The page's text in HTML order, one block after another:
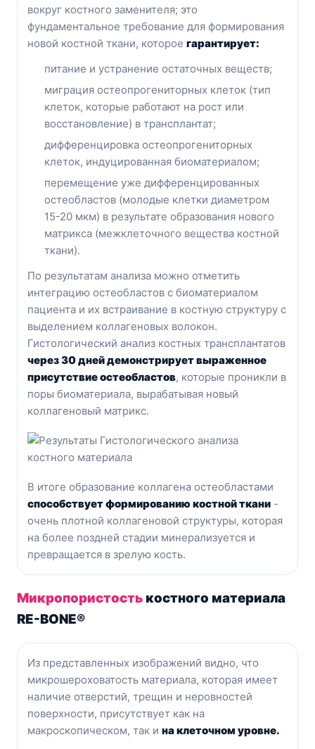
вокруг костного заменителя; это
фундаментальное требование для формирования
новой костной ткани, которое гарантирует:
питание и устранение остаточных веществ;
миграция остеопрогениторных клеток (тип
клеток, которые работают на рост или
восстановление) в трансплантат;
дифференцировка остеопрогениторных
клеток, индуцированная биоматериалом;
перемещение уже дифференцированных
остеобластов (молодые клетки диаметром
15-20 мкм) в результате образования нового
матрикса (межклеточного вещества костной
ткани).
По результатам анализа можно отметить
интеграцию остеобластов с биоматериалом
пациента и их встраивание в костную структуру с
выделением коллагеновых волокон.
Гистологический анализ костных трансплантатов
через 30 дней демонстрирует выраженное
присутствие остеобластов, которые проникли в
поры биоматериала, вырабатывая новый
коллагеновый матрикс.
В итоге образование коллагена остеобластами
способствует формированию костной ткани -
очень плотной коллагеновой структуры, которая
на более поздней стадии минерализуется и
превращается в зрелую кость.
Микропористость костного материала
RE-BONE®
Из представленных изображений видно, что
микрошероховатость материала, которая имеет
наличие отверстий, трещин и неровностей
поверхности, присутствует как на
макроскопическом, так и на клеточном уровне.